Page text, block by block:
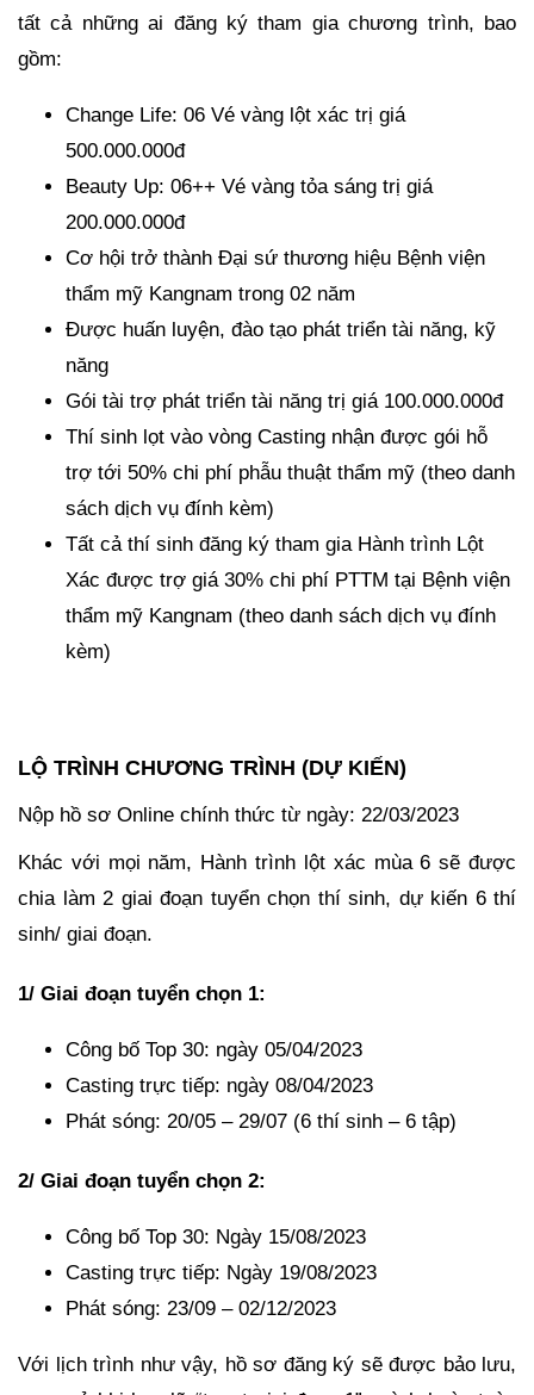
tất cả những ai đăng ký tham gia chương trình, bao
gồm:
Change Life: 06 Vé vàng lột xác trị giá
500.000.000đ
Beauty Up: 06++ Vé vàng tỏa sáng trị giá
200.000.000đ
Cơ hội trở thành Đại sứ thương hiệu Bệnh viện
thẩm mỹ Kangnam trong 02 năm
Được huấn luyện, đào tạo phát triển tài năng, kỹ
năng
Gói tài trợ phát triển tài năng trị giá 100.000.000đ
Thí sinh lọt vào vòng Casting nhận được gói hỗ
trợ tới 50% chi phí phẫu thuật thẩm mỹ (theo danh
sách dịch vụ đính kèm)
Tất cả thí sinh đăng ký tham gia Hành trình Lột
Xác được trợ giá 30% chi phí PTTM tại Bệnh viện
thẩm mỹ Kangnam (theo danh sách dịch vụ đính
kèm)
LỘ TRÌNH CHƯƠNG TRÌNH (DỰ KIẾN)
Nộp hồ sơ Online chính thức từ ngày: 22/03/2023
Khác với mọi năm, Hành trình lột xác mùa 6 sẽ được
chia làm 2 giai đoạn tuyển chọn thí sinh, dự kiến 6 thí
sinh/ giai đoạn.
1/ Giai đoạn tuyển chọn 1:
Công bố Top 30: ngày 05/04/2023
Casting trực tiếp: ngày 08/04/2023
Phát sóng: 20/05 – 29/07 (6 thí sinh – 6 tập)
2/ Giai đoạn tuyển chọn 2:
Công bố Top 30: Ngày 15/08/2023
Casting trực tiếp: Ngày 19/08/2023
Phát sóng: 23/09 – 02/12/2023
Với lịch trình như vậy, hồ sơ đăng ký sẽ được bảo lưu,